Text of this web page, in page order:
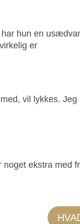
hun en
er
vil lykkes.
ekstra med